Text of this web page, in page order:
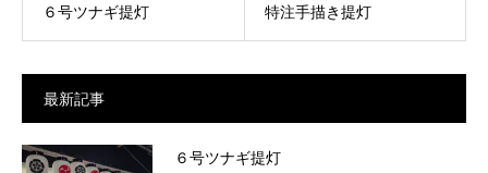
６号ツナギ提灯 特注手描き提灯
最新記事
６号ツナギ提灯